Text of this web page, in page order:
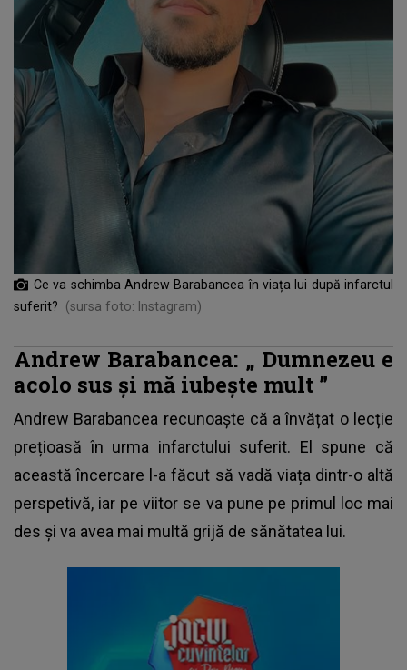
Ce va schimba Andrew Barabancea în viața lui după infarctul
suferit?
(sursa foto: Instagram)
Andrew Barabancea: „ Dumnezeu e
acolo sus și mă iubește mult ”
Andrew Barabancea recunoaște că a învățat o lecție
prețioasă în urma infarctului suferit. El spune că
această încercare l-a făcut să vadă viața dintr-o altă
perspetivă, iar pe viitor se va pune pe primul loc mai
des și va avea mai multă grijă de sănătatea lui.